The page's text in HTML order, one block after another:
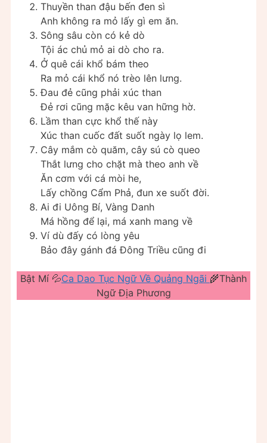
Thuyền than đậu bến đen sì
Anh không ra mỏ lấy gì em ăn.
Sông sâu còn có kẻ dò
Tội ác chủ mỏ ai dò cho ra.
Ở quê cái khổ bám theo
Ra mỏ cái khổ nó trèo lên lưng.
Đau đẻ cũng phải xúc than
Đẻ rơi cũng mặc kêu van hững hờ.
Lầm than cực khổ thế này
Xúc than cuốc đất suốt ngày lọ lem.
Cây mắm cò quăm, cây sú cò queo
Thắt lưng cho chặt mà theo anh về
Ăn cơm với cá mòi he,
Lấy chồng Cẩm Phả, đun xe suốt đời.
Ai đi Uông Bí, Vàng Danh
Má hồng để lại, má xanh mang về
Ví dù đấy có lòng yêu
Bảo đây gánh đá Đông Triều cũng đi
Bật Mí 💦Ca Dao Tục Ngữ Về Quảng Ngãi 🌾Thành
Ngữ Địa Phương